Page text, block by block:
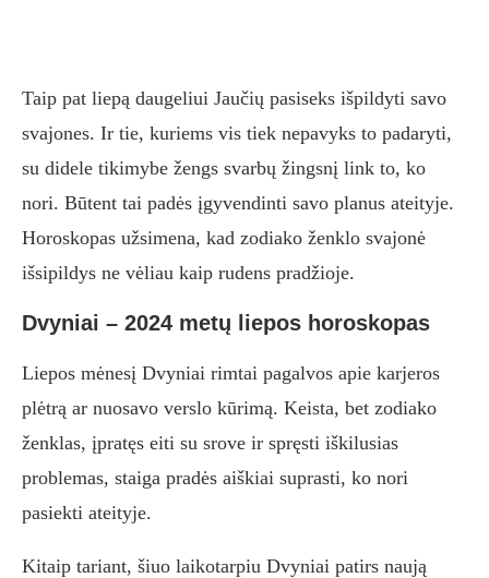
Taip pat liepą daugeliui Jaučių pasiseks išpildyti savo
svajones. Ir tie, kuriems vis tiek nepavyks to padaryti,
su didele tikimybe žengs svarbų žingsnį link to, ko
nori. Būtent tai padės įgyvendinti savo planus ateityje.
Horoskopas užsimena, kad zodiako ženklo svajonė
išsipildys ne vėliau kaip rudens pradžioje.
Dvyniai – 2024 metų liepos horoskopas
Liepos mėnesį Dvyniai rimtai pagalvos apie karjeros
plėtrą ar nuosavo verslo kūrimą. Keista, bet zodiako
ženklas, įpratęs eiti su srove ir spręsti iškilusias
problemas, staiga pradės aiškiai suprasti, ko nori
pasiekti ateityje.
Kitaip tariant, šiuo laikotarpiu Dvyniai patirs naują